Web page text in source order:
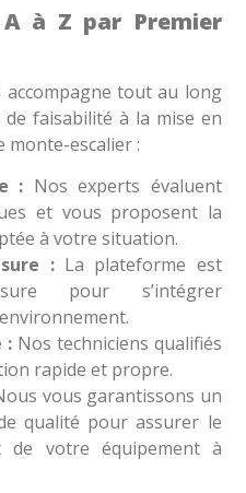
à Z par Premier
tout au long
faisabilité à la mise en
monte-escalier :
: Nos experts évaluent
et vous proposent la
à votre situation.
:La plateforme est
pour s’intégrer
: Nos techniciens qualifiés
rapide et propre.
vous garantissons un
qualité pour assurer le
de votre équipement à